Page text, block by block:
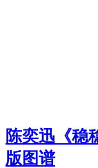
陈奕迅《稳
版图谱